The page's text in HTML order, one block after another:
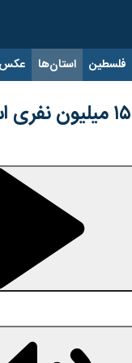
فلسطین استان‌ها عکس